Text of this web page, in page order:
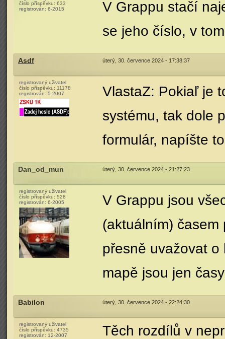
číslo příspěvku: 633
registrován: 6-2015
V Grappu stačí
se jeho číslo, v
Asdf úterý, 30. července 2024 - 17:38:37
registrovaný uživatel
číslo příspěvku: 11178
registrován: 5-2007
VlastaZ: Pokiaľ je
systému, tak dole
formulár, napíšte
Dan_od_mun úterý, 30. července 2024 - 21:27:23
registrovaný uživatel
číslo příspěvku: 528
registrován: 6-2005
V Grappu jsou
(aktuálním)
přesně uvažovat
mapě jsou jen
Babilon úterý, 30. července 2024 - 22:24:30
registrovaný uživatel
číslo příspěvku: 4735
registrován: 12-2007 Těch rozdílů v